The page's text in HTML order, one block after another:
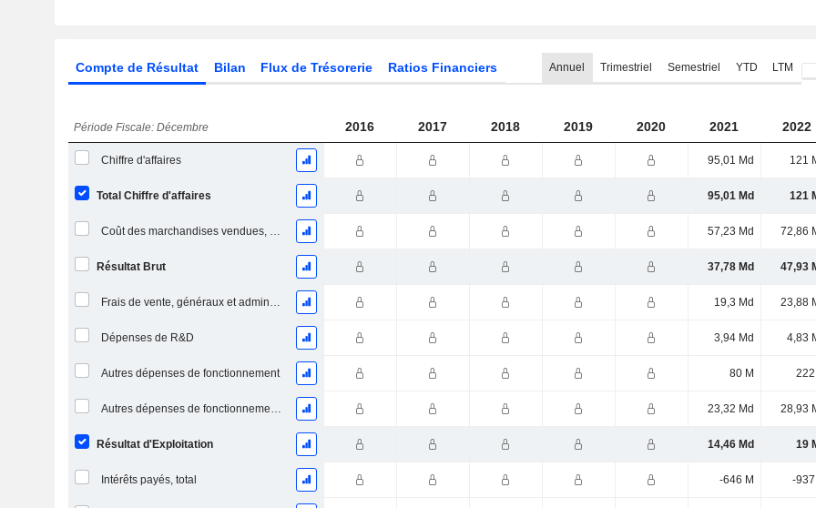
Compte de Résultat Bilan Flux de Trésorerie Ratios Financiers Annuel Trimestriel Semestriel YTD LTM
Période Fiscale: Décembre 2016 2017 2018 2019 2020 2021 2022
Chiffre d'affaires 95,01 Md 121
Total Chiffre d'affaires 95,01 Md 121
Coût des marchandises vendues, total 57,23 Md 72,86
Résultat Brut 37,78 Md 47,93
Frais de vente, généraux et administratifs, total 19,3 Md 23,88
Dépenses de R&D 3,94 Md 4,83
Autres dépenses de fonctionnement 80 M 222
Autres dépenses de fonctionnement, total 23,32 Md 28,93
Résultat d'Exploitation 14,46 Md 19
Intérêts payés, total -646 M -937